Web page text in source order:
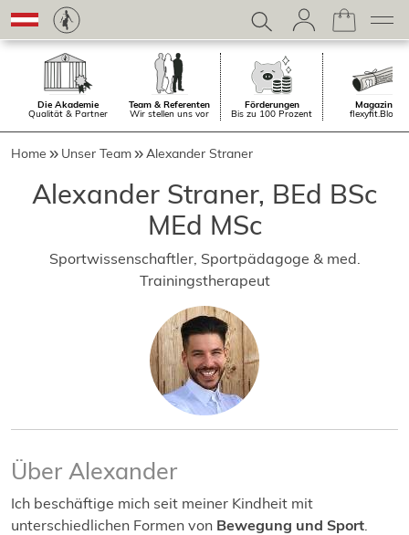
Die Akademie
Qualität & Partner
Team & Referenten
Wir stellen uns vor
Förderungen
Bis zu 100 Prozent
Magazin.
flexyfit.Blog
Home Unser Team Alexander Straner
Alexander Straner, BEd BSc
MEd MSc
Sportwissenschaftler, Sportpädagoge & med.
Trainingstherapeut
Über Alexander
Ich beschäftige mich seit meiner Kindheit mit
unterschiedlichen Formen von Bewegung und Sport.